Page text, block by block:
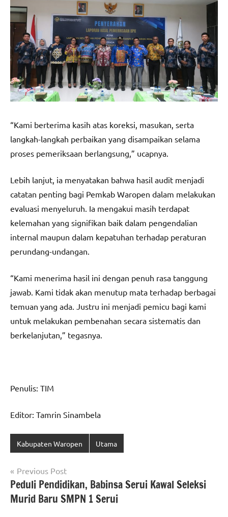
“Kami berterima kasih atas koreksi, masukan, serta
langkah-langkah perbaikan yang disampaikan selama
proses pemeriksaan berlangsung,” ucapnya.
Lebih lanjut, ia menyatakan bahwa hasil audit menjadi
catatan penting bagi Pemkab Waropen dalam melakukan
evaluasi menyeluruh. Ia mengakui masih terdapat
kelemahan yang signifikan baik dalam pengendalian
internal maupun dalam kepatuhan terhadap peraturan
perundang-undangan.
“Kami menerima hasil ini dengan penuh rasa tanggung
jawab. Kami tidak akan menutup mata terhadap berbagai
temuan yang ada. Justru ini menjadi pemicu bagi kami
untuk melakukan pembenahan secara sistematis dan
berkelanjutan,” tegasnya.
Penulis: TIM
Editor: Tamrin Sinambela
Kabupaten Waropen Utama
Navigasi
pos
Previous Post
Peduli Pendidikan, Babinsa Serui Kawal Seleksi
Murid Baru SMPN 1 Serui